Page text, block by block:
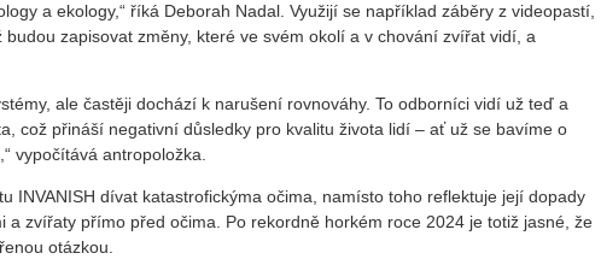
a ekology,“ říká Deborah Nadal. Využijí se například záběry z videopastí,
zapisovat změny, které ve svém okolí a v chování zvířat vidí, a
ale častěji dochází k narušení rovnováhy. To odborníci vidí už teď a
což přináší negativní důsledky pro kvalitu života lidí – ať už se bavíme o
vypočítává antropoložka.
INVANISH dívat katastrofickýma očima, namísto toho reflektuje její dopady
a zvířaty přímo před očima. Po rekordně horkém roce 2024 je totiž jasné, že
otázkou.